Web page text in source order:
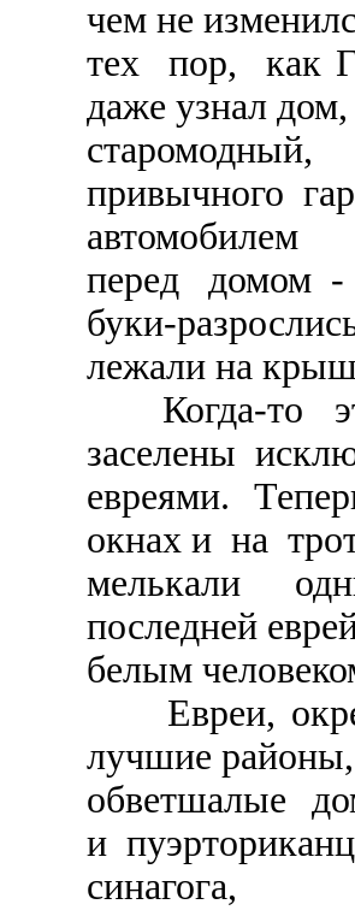
чем не
тех пор, как
даже узнал
привычного
автомобилем
перед домом -
буки-
лежали на
Когда-то
заселены
евреями.
окнах и на
мелькали
последней
белым
Евреи,
лучшие
обветшалые
и
синагога,